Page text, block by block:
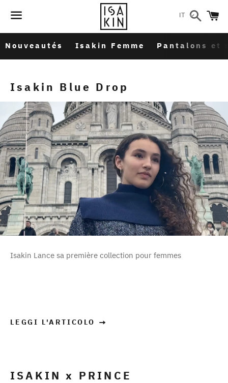
Menu
Cerca
Nouveautés Isakin Femme Pantalons et
La
page
d'infos
Isakin
Isakin Blue Drop
Isakin Lance sa première collection pour femmes
LEGGI L'ARTICOLO
ISAKIN x PRINCE
IT